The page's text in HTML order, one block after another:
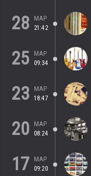
28
МАР
21:42
25
МАР
09:34
23
МАР
18:47
20
МАР
08:24
17
МАР
09:20